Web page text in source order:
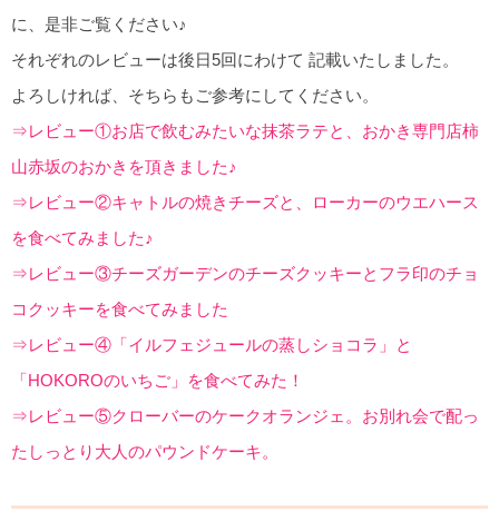
に、是非ご覧ください♪
それぞれのレビューは後日5回にわけて 記載いたしました。
よろしければ、そちらもご参考にしてください。
⇒レビュー①お店で飲むみたいな抹茶ラテと、おかき専門店柿
山赤坂のおかきを頂きました♪
⇒レビュー②キャトルの焼きチーズと、ローカーのウエハース
を食べてみました♪
⇒レビュー③チーズガーデンのチーズクッキーとフラ印のチョ
コクッキーを食べてみました
⇒レビュー④「イルフェジュールの蒸しショコラ」と
「HOKOROのいちご」を食べてみた！
⇒レビュー⑤クローバーのケークオランジェ。お別れ会で配っ
たしっとり大人のパウンドケーキ。